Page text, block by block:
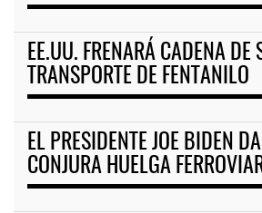
EE.UU. FRENARÁ CADENA DE
TRANSPORTE DE FENTANILO
EL PRESIDENTE JOE BIDEN
CONJURA HUELGA